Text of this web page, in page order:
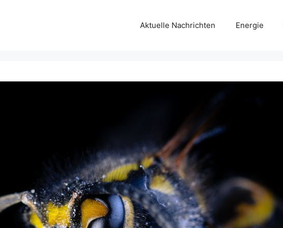
Aktuelle Nachrichten Energie